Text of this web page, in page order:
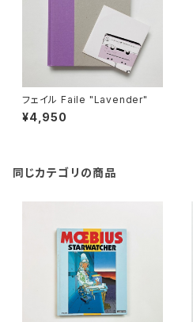
フェイル Faile "Lavender"
¥4,950
同じカテゴリの商品